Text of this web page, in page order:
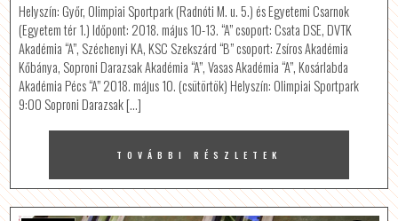
Helyszín: Győr, Olimpiai Sportpark (Radnóti M. u. 5.) és Egyetemi Csarnok
(Egyetem tér 1.) Időpont: 2018. május 10-13. “A” csoport: Csata DSE, DVTK
Akadémia “A”, Széchenyi KA, KSC Szekszárd “B” csoport: Zsíros Akadémia
Kőbánya, Soproni Darazsak Akadémia “A”, Vasas Akadémia “A”, Kosárlabda
Akadémia Pécs “A” 2018. május 10. (csütörtök) Helyszín: Olimpiai Sportpark
9:00 Soproni Darazsak […]
TOVÁBBI RÉSZLETEK